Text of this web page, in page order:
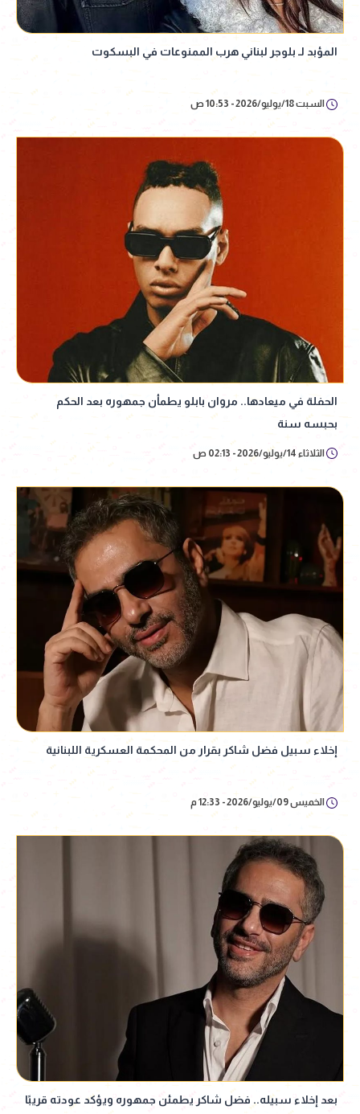
المؤبد لـ بلوجر لبناني هرب الممنوعات في البسكوت
السبت 18/يوليو/2026 - 10:53 ص
الحفلة في ميعادها.. مروان بابلو يطمأن جمهوره بعد الحكم
بحبسه سنة
الثلاثاء 14/يوليو/2026 - 02:13 ص
إخلاء سبيل فضل شاكر بقرار من المحكمة العسكرية اللبنانية
الخميس 09/يوليو/2026 - 12:33 م
بعد إخلاء سبيله.. فضل شاكر يطمئن جمهوره ويؤكد عودته قريبًا